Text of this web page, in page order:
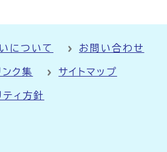
について お問い合わせ
ンク集 サイトマップ
ティ方針